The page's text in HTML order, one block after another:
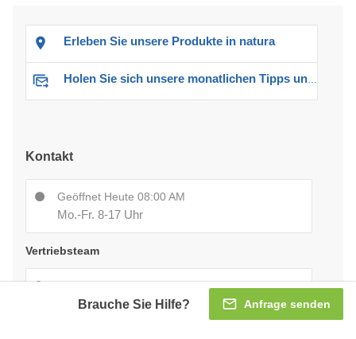
Anfrage senden
Brauche Sie Hilfe?
Erleben Sie unsere Produkte in natura
Holen Sie sich unsere monatlichen Tipps und Angebote
Kontakt
Geöffnet Heute 08:00 AM
Mo.-Fr. 8-17 Uhr
Vertriebsteam